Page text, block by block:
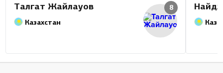
Талгат Жайлауов
Казахстан
8